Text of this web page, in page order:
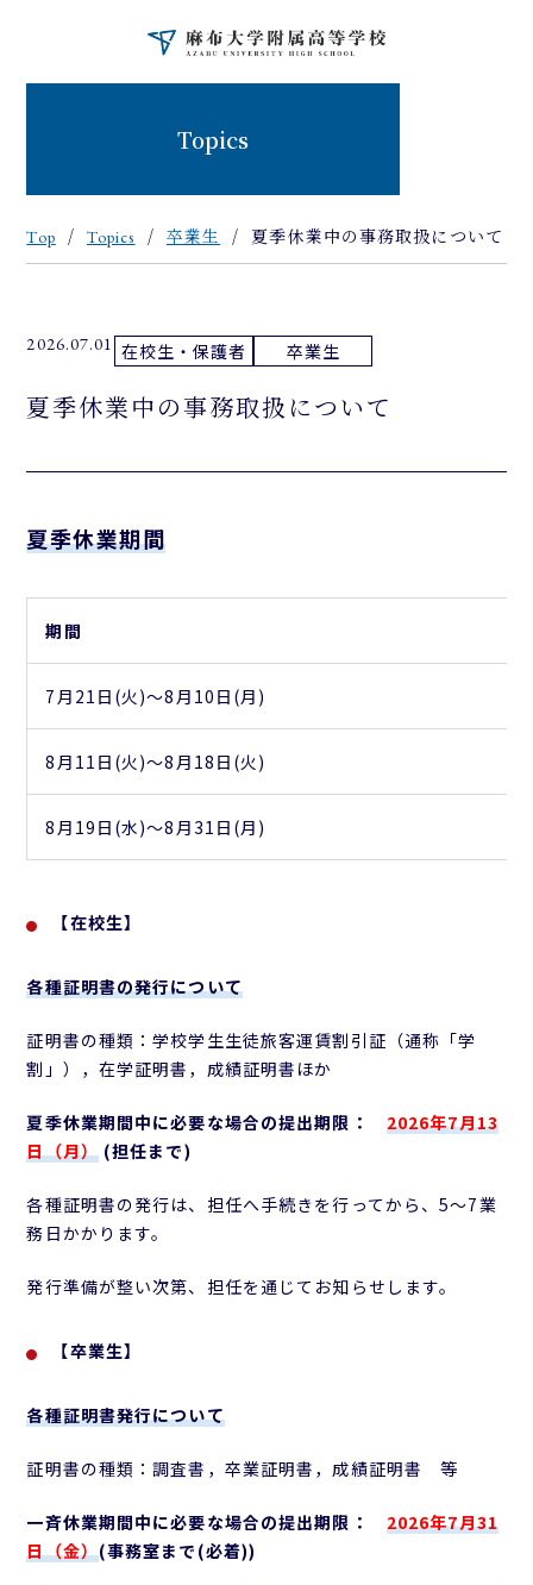
Topics
Top Topics 卒業生 夏季休業中の事務取扱について
2026.07.01 在校生・保護者 卒業生
夏季休業中の事務取扱について
夏季休業期間
期間
7月21日(火)～8月10日(月)
8月11日(火)～8月18日(火)
8月19日(水)～8月31日(月)
【在校生】
各種証明書の発行について
証明書の種類：学校学生生徒旅客運賃割引証（通称「学
割」），在学証明書，成績証明書ほか
夏季休業期間中に必要な場合の提出期限： 2026年7月13
日（月） (担任まで)
各種証明書の発行は、担任へ手続きを行ってから、5～7業
務日かかります。
発行準備が整い次第、担任を通じてお知らせします。
【卒業生】
各種証明書発行について
証明書の種類：調査書，卒業証明書，成績証明書 等
一斉休業期間中に必要な場合の提出期限： 2026年7月31
日（金）(事務室まで(必着))